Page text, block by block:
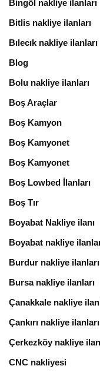
Bingöl nakliye ilanları
Bitlis nakliye ilanları
Bılecık nakliye ilanları
Blog
Bolu nakliye ilanları
Boş Araçlar
Boş Kamyon
Boş Kamyonet
Boş Kamyonet
Boş Lowbed İlanları
Boş Tır
Boyabat Nakliye ilanı
Boyabat nakliye
Burdur nakliye ilanları
Bursa nakliye ilanları
Çanakkale nakliye
Çankırı nakliye ilanları
Çerkezköy nakliye
CNC nakliyesi